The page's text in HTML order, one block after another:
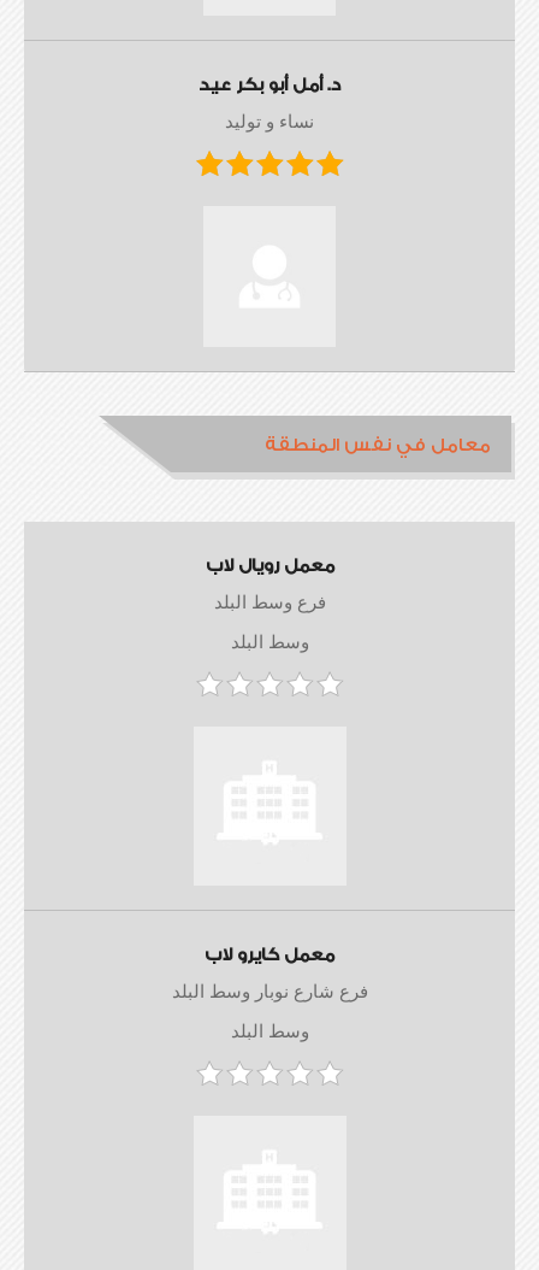
د. أمل أبو بكر عيد
نساء و توليد
معامل في نفس المنطقة
معمل رويال لاب
فرع وسط البلد
وسط البلد
معمل كايرو لاب
فرع شارع نوبار وسط البلد
وسط البلد